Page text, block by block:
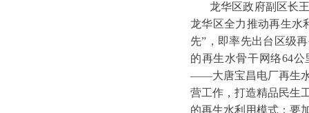
龙华区政府副区长
龙华区全力推动再生水
先”，即率先出台区级
的再生水骨干网络64
——大唐宝昌电厂再生
营工作，打造精品民生
的再生水利用模式；要